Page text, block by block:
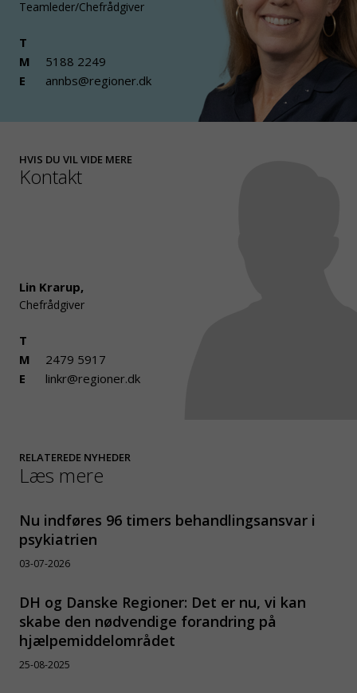
Teamleder/Chefrådgiver
T
M
5188 2249
E
annbs@regioner.dk
HVIS DU VIL VIDE MERE
Kontakt
Lin Krarup,
Chefrådgiver
T
M
2479 5917
E
linkr@regioner.dk
RELATEREDE NYHEDER
Læs mere
Nu indføres 96 timers behandlingsansvar i
psykiatrien
03-07-2026
DH og Danske Regioner: Det er nu, vi kan
skabe den nødvendige forandring på
hjælpemiddelområdet
25-08-2025